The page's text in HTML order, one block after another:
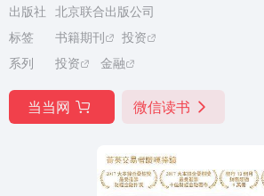
出版社 北京联合出版公司
标签
书籍期刊
投资
系列
投资 金融
当当网 微信读书